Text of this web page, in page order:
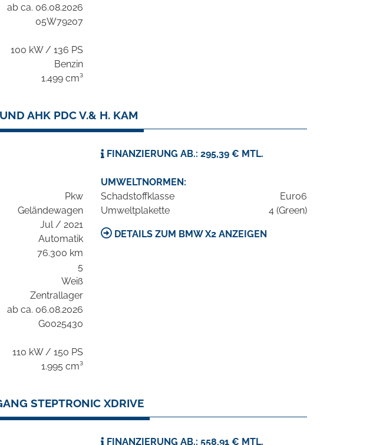
ab ca. 06.08.2026
05W79207
100 kW / 136 PS
Benzin
1.499 cm³
AHK PDC V.& H. KAM
FINANZIERUNG AB.: 295,39 € MTL.
Pkw
Geländewagen
Jul / 2021
Automatik
76.300 km
5
Weiß
Zentrallager
ab ca. 06.08.2026
G0025430
110 kW / 150 PS
1.995 cm³
UMWELTNORMEN:
Schadstoffklasse
Euro6
Umweltplakette
4 (Green)
DETAILS ZUM BMW X2 ANZEIGEN
STEPTRONIC XDRIVE
FINANZIERUNG AB.: 558,91 € MTL.